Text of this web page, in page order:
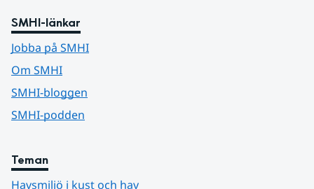
SMHI-länkar
Jobba på SMHI
Om SMHI
SMHI-bloggen
SMHI-podden
Teman
Havsmiljö i kust och hav